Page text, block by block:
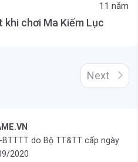
11 năm
chơi Ma Kiếm Lục
Next
do Bộ TT&TT cấp ngày
2020